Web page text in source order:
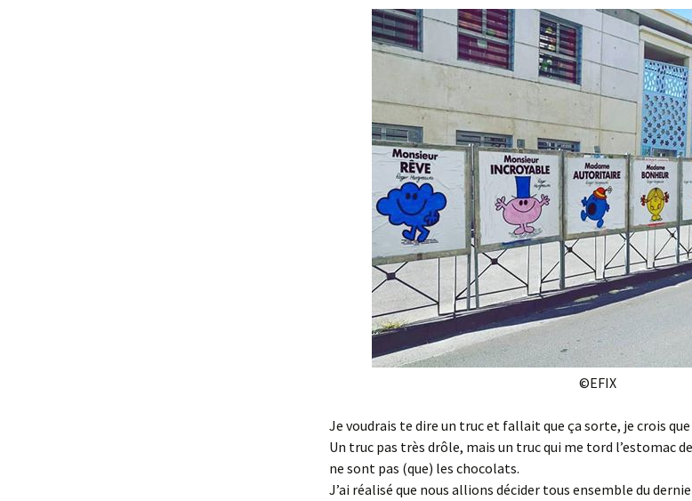
©EFIX
Je voudrais te dire un truc et fallait que ça sorte, je crois
Un truc pas très drôle, mais un truc qui me tord l’estomac
ne sont pas (que) les chocolats.
J’ai réalisé que nous allions décider tous ensemble du